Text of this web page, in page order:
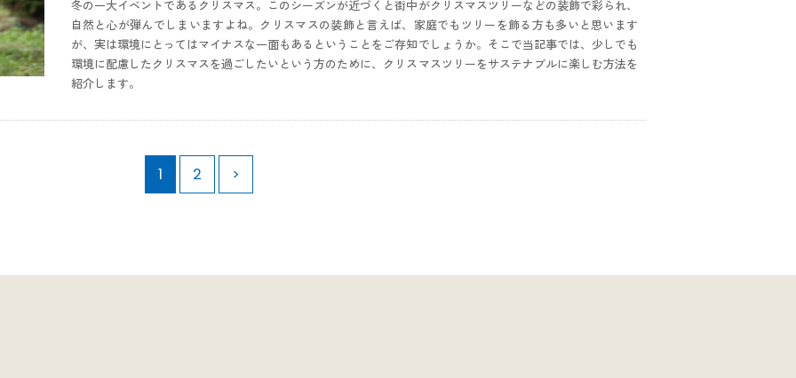
冬の一大イベントであるクリスマス。このシーズンが近づくと街中がクリスマスツリーなどの装飾で彩られ、
自然と心が弾んでしまいますよね。クリスマスの装飾と言えば、家庭でもツリーを飾る方も多いと思います
が、実は環境にとってはマイナスな一面もあるということをご存知でしょうか。そこで当記事では、少しでも
環境に配慮したクリスマスを過ごしたいという方のために、クリスマスツリーをサステナブルに楽しむ方法を
紹介します。
1 2 >